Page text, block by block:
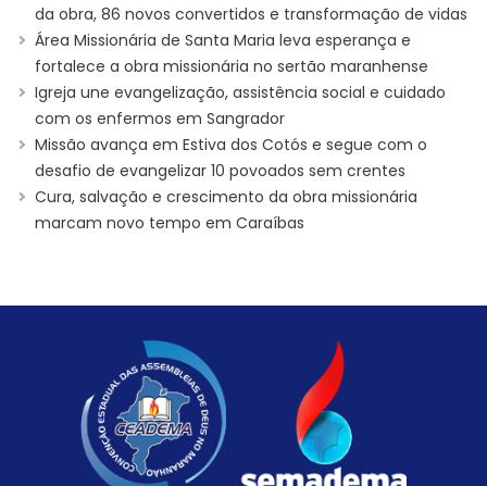
da obra, 86 novos convertidos e transformação de vidas
Área Missionária de Santa Maria leva esperança e
fortalece a obra missionária no sertão maranhense
Igreja une evangelização, assistência social e cuidado
com os enfermos em Sangrador
Missão avança em Estiva dos Cotós e segue com o
desafio de evangelizar 10 povoados sem crentes
Cura, salvação e crescimento da obra missionária
marcam novo tempo em Caraíbas